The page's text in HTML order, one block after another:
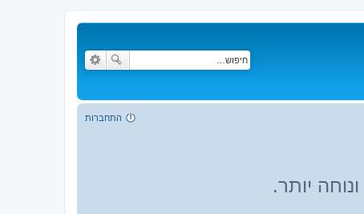
התחברות
יותר.